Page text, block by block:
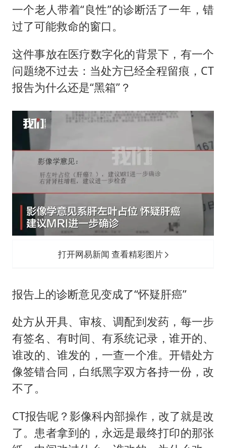
一个老人带着“良性”的诊断活了一年，错
过了可能救命的窗口。
这件事放在医疗数字化的背景下，有一个
问题绕不过去：当处方已经全程留痕，CT
报告为什么还是“黑箱”？
打开网易新闻 查看精彩图片
报告上的诊断意见变成了“怀疑肝癌”
处方从开具、审核、调配到发药，每一步
有签名、有时间、有系统记录，谁开的、
谁改的、谁发的，一查一个准。开错处方
像签错合同，白纸黑字双方各持一份，改
不了。
CT报告呢？影像科内部操作，改了就是改
了。患者拿到的，永远是最终打印的那张